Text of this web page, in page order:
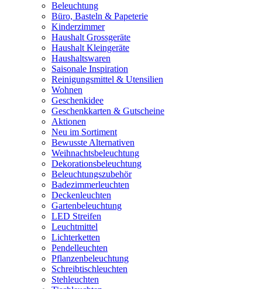
Beleuchtung
Büro, Basteln & Papeterie
Kinderzimmer
Haushalt Grossgeräte
Haushalt Kleingeräte
Haushaltswaren
Saisonale Inspiration
Reinigungsmittel & Utensilien
Wohnen
Geschenkidee
Geschenkkarten & Gutscheine
Aktionen
Neu im Sortiment
Bewusste Alternativen
Weihnachtsbeleuchtung
Dekorationsbeleuchtung
Beleuchtungszubehör
Badezimmerleuchten
Deckenleuchten
Gartenbeleuchtung
LED Streifen
Leuchtmittel
Lichterketten
Pendelleuchten
Pflanzenbeleuchtung
Schreibtischleuchten
Stehleuchten